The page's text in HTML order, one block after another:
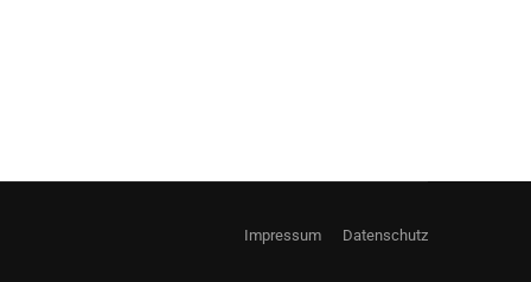
Impressum Datenschutz